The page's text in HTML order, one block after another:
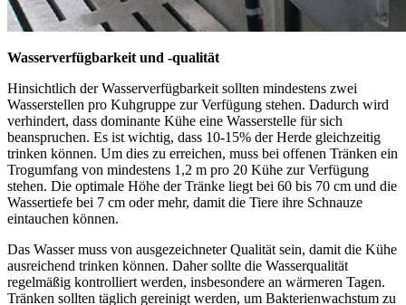
Wasserverfügbarkeit und -qualität
Hinsichtlich der Wasserverfügbarkeit sollten mindestens zwei
Wasserstellen pro Kuhgruppe zur Verfügung stehen. Dadurch wird
verhindert, dass dominante Kühe eine Wasserstelle für sich
beanspruchen. Es ist wichtig, dass 10-15% der Herde gleichzeitig
trinken können. Um dies zu erreichen, muss bei offenen Tränken ein
Trogumfang von mindestens 1,2 m pro 20 Kühe zur Verfügung
stehen. Die optimale Höhe der Tränke liegt bei 60 bis 70 cm und die
Wassertiefe bei 7 cm oder mehr, damit die Tiere ihre Schnauze
eintauchen können.
Das Wasser muss von ausgezeichneter Qualität sein, damit die Kühe
ausreichend trinken können. Daher sollte die Wasserqualität
regelmäßig kontrolliert werden, insbesondere an wärmeren Tagen.
Tränken sollten täglich gereinigt werden, um Bakterienwachstum zu